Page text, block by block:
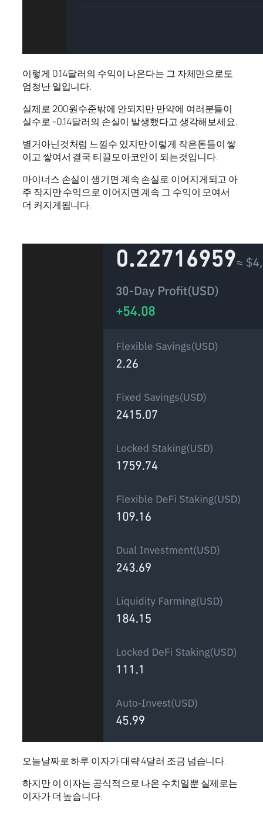
이렇게 0.14달러의 수익이 나온다는 그 자체만으로도
엄청난 일입니다.
실제로 200원수준밖에 안되지만 만약에 여러분들이
실수로 -0.14달러의 손실이 발생했다고 생각해보세요.
별거아닌것처럼 느낄수 있지만 이렇게 작은돈들이 쌓
이고 쌓여서 결국 티끌모아코인이 되는것입니다.
마이너스 손실이 생기면 계속 손실로 이어지게되고 아
주 작지만 수익으로 이어지면 계속 그 수익이 모여서
더 커지게됩니다.
오늘날짜로 하루 이자가 대략 4달러 조금 넘습니다.
하지만 이 이자는 공식적으로 나온 수치일뿐 실제로는
이자가 더 높습니다.